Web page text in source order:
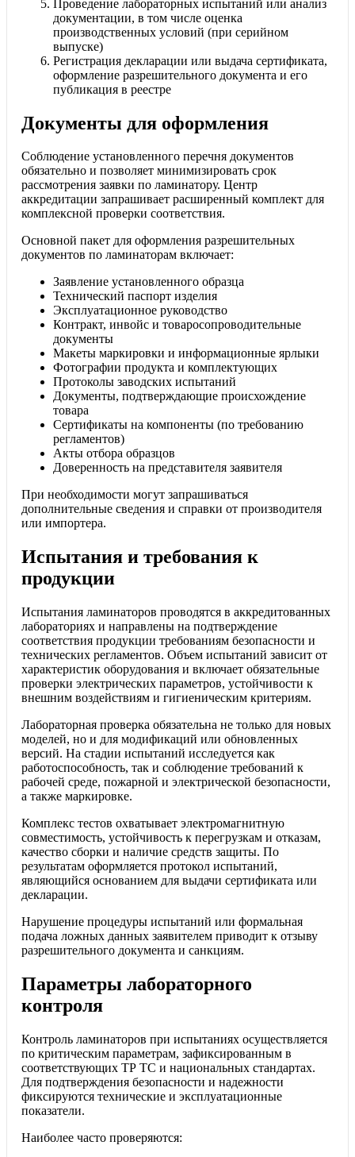
Проведение лабораторных испытаний или анализ
документации, в том числе оценка
производственных условий (при серийном
выпуске)
Регистрация декларации или выдача сертификата,
оформление разрешительного документа и его
публикация в реестре
Документы для оформления
Соблюдение установленного перечня документов
обязательно и позволяет минимизировать срок
рассмотрения заявки по ламинатору. Центр
аккредитации запрашивает расширенный комплект для
комплексной проверки соответствия.
Основной пакет для оформления разрешительных
документов по ламинаторам включает:
Заявление установленного образца
Технический паспорт изделия
Эксплуатационное руководство
Контракт, инвойс и товаросопроводительные
документы
Макеты маркировки и информационные ярлыки
Фотографии продукта и комплектующих
Протоколы заводских испытаний
Документы, подтверждающие происхождение
товара
Сертификаты на компоненты (по требованию
регламентов)
Акты отбора образцов
Доверенность на представителя заявителя
При необходимости могут запрашиваться
дополнительные сведения и справки от производителя
или импортера.
Испытания и требования к
продукции
Испытания ламинаторов проводятся в аккредитованных
лабораториях и направлены на подтверждение
соответствия продукции требованиям безопасности и
технических регламентов. Объем испытаний зависит от
характеристик оборудования и включает обязательные
проверки электрических параметров, устойчивости к
внешним воздействиям и гигиеническим критериям.
Лабораторная проверка обязательна не только для новых
моделей, но и для модификаций или обновленных
версий. На стадии испытаний исследуется как
работоспособность, так и соблюдение требований к
рабочей среде, пожарной и электрической безопасности,
а также маркировке.
Комплекс тестов охватывает электромагнитную
совместимость, устойчивость к перегрузкам и отказам,
качество сборки и наличие средств защиты. По
результатам оформляется протокол испытаний,
являющийся основанием для выдачи сертификата или
декларации.
Нарушение процедуры испытаний или формальная
подача ложных данных заявителем приводит к отзыву
разрешительного документа и санкциям.
Параметры лабораторного
контроля
Контроль ламинаторов при испытаниях осуществляется
по критическим параметрам, зафиксированным в
соответствующих ТР ТС и национальных стандартах.
Для подтверждения безопасности и надежности
фиксируются технические и эксплуатационные
показатели.
Наиболее часто проверяются: